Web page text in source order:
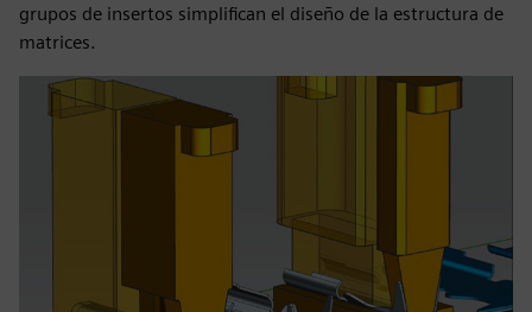
grupos de insertos simplifican el diseño de la estructura de
matrices.